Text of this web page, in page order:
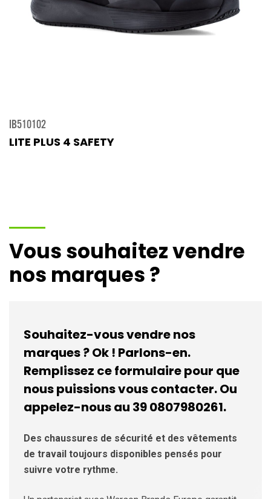
IB510102
LITE PLUS 4 SAFETY
Vous souhaitez vendre
nos marques ?
Souhaitez-vous vendre nos
marques ? Ok ! Parlons-en.
Remplissez ce formulaire pour que
nous puissions vous contacter. Ou
appelez-nous au 39 0807980261.
Des chaussures de sécurité et des vêtements
de travail toujours disponibles pensés pour
suivre votre rythme.